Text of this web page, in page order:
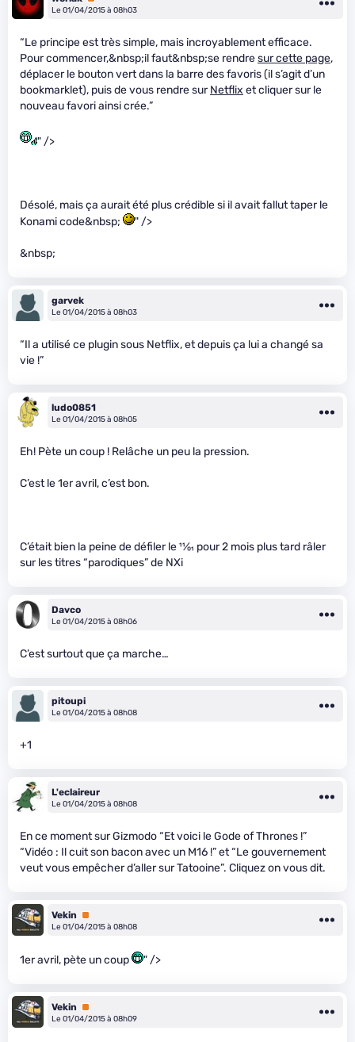
Le 01/04/2015 à 08h03
“Le principe est très simple, mais incroyablement efficace.
Pour commencer,&nbsp;il faut&nbsp;se rendresur cette page,
déplacer le bouton vert dans la barre des favoris (il s’agit d’un
bookmarklet), puis de vous rendre surNetflix et cliquer sur le
nouveau favori ainsi crée.”
" />
Désolé, mais ça aurait été plus crédible si il avait fallut taper le
Konami code&nbsp;
" />
&nbsp;
garvek
Le 01/04/2015 à 08h03
“Il a utilisé ce plugin sous Netflix, et depuis ça lui a changé sa
vie !”
ludo0851
Le 01/04/2015 à 08h05
Eh! Pète un coup ! Relâche un peu la pression.
C’est le 1er avril, c’est bon.
C’était bien la peine de défiler le11⁄01 pour 2 mois plus tard râler
sur les titres “parodiques” de NXi
Davco
Le 01/04/2015 à 08h06
C’est surtout que ça marche…
pitoupi
Le 01/04/2015 à 08h08
+1
L'eclaireur
Le 01/04/2015 à 08h08
En ce moment sur Gizmodo “Et voici le Gode of Thrones !”
“Vidéo : Il cuit son bacon avec un M16 !” et “Le gouvernement
veut vous empêcher d’aller sur Tatooine”. Cliquez on vous dit.
Vekin
Premium
Le 01/04/2015 à 08h08
1er avril, pète un coup " />
Vekin
Premium
Le 01/04/2015 à 08h09